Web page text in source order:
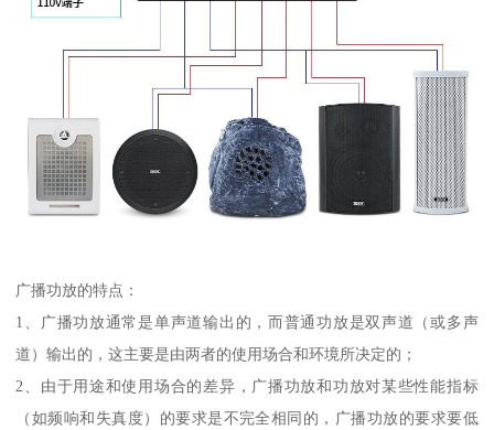
广播功放的特点：
1、广播功放通常是单声道输出的，而普通功放是双声道（或多声
道）输出的，这主要是由两者的使用场合和环境所决定的；
2、由于用途和使用场合的差异，广播功放和功放对某些性能指标
（如频响和失真度）的要求是不完全相同的，广播功放的要求要低